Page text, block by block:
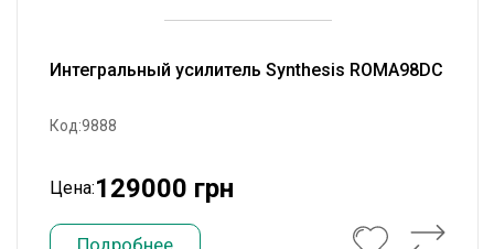
Интегральный усилитель Synthesis ROMA98DC
Код:9888
Цена:129000 грн
Подробнее